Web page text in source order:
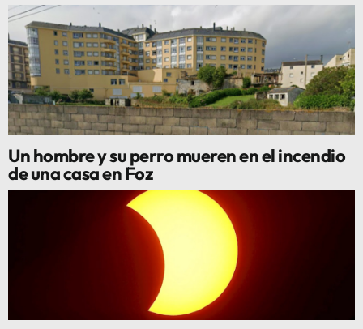
Un hombre y su perro mueren en el incendio
de una casa en Foz